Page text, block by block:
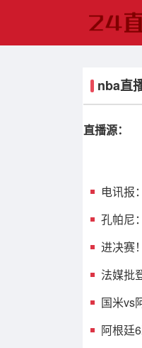
nba直
直播源：
电讯报
孔帕尼
进决赛
法媒批
国米vs
阿根廷